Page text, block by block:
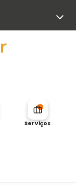
Serviços